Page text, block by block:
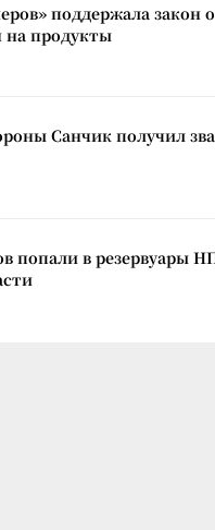
поддержала закон о
на продукты
Санчик получил
попали в резервуары